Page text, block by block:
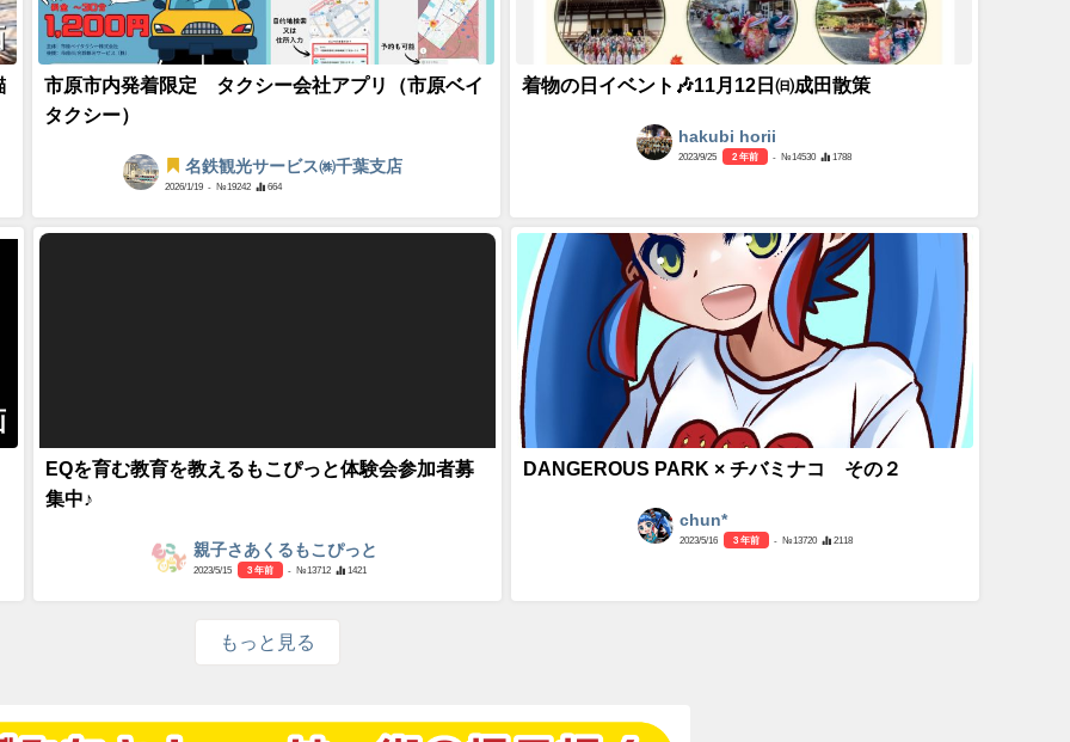
市原市内発着限定 タクシー会社アプリ（市原ベイ
タクシー）
名鉄観光サービス㈱千葉支店
2026/1/19 - №19242 664
着物の日イベント🎶11月12日㈰成田散策
hakubi horii
2023/9/25 2 年前 - №14530 1788
EQを育む教育を教えるもこぴっと体験会参加者募
集中♪
親子さあくるもこぴっと
2023/5/15 3 年前 - №13712 1421
DANGEROUS PARK × チバミナコ その２
chun*
2023/5/16 3 年前 - №13720 2118
もっと見る